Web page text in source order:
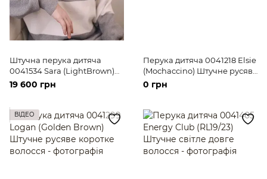
Штучна перука дитяча
0041534 Sara (LightBrown)
Русяве довге волосся
19 600 грн
Перука дитяча 0041218 Elsie
(Mochaccino) Штучне русяве
волосся середньої довжини
0 грн
ВІДЕО